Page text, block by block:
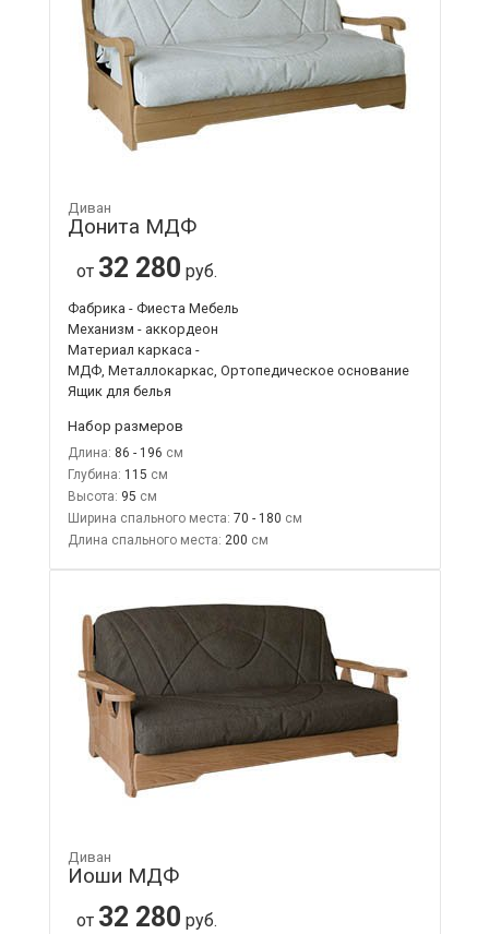
Диван
Донита МДФ
от 32 280 руб.
Фабрика - Фиеста Мебель
Механизм - аккордеон
Материал каркаса -
МДФ, Металлокаркас, Ортопедическое основание
Ящик для белья
Набор размеров
Длина: 86 - 196
Глубина: 115
Высота: 95
Ширина спального места: 70 - 180
Длина спального места: 200
Диван
Иоши МДФ
от 32 280 руб.